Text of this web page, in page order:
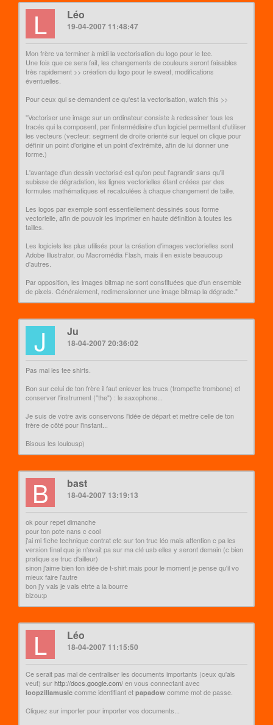
L Léo
19-04-2007 11:48:47
Mon frère va terminer à midi la vectorisation du logo pour le tee.
Une fois que ce sera fait, les changements de couleurs seront faisables
très rapidement >> création du logo pour le sweat, modifications
éventuelles.
Pour ceux qui se demandent ce qu'est la vectorisation, watch this >>
"Vectoriser une image sur un ordinateur consiste à redessiner tous les
tracés qui la composent, par l'intermédiaire d'un logiciel permettant d'utiliser
les vecteurs (vecteur: segment de droite orienté sur lequel on clique pour
définir un point d'origine et un point d'extrémité, afin de lui donner une
forme.)
L'avantage d'un dessin vectorisé est qu'on peut l'agrandir sans qu'il
subisse de dégradation, les lignes vectorielles étant créées par des
formules mathématiques et recalculées à chaque changement de taille.
Les logos par exemple sont essentiellement dessinés sous forme
vectorielle, afin de pouvoir les imprimer en haute définition à toutes les
tailles.
Les logiciels les plus utilisés pour la création d'images vectorielles sont
Adobe Illustrator, ou Macromédia Flash, mais il en existe beaucoup
d'autres.
Par opposition, les images bitmap ne sont constituées que d'un ensemble
de pixels. Généralement, redimensionner une image bitmap la dégrade."
J Ju
18-04-2007 20:36:02
Pas mal les tee shirts.
Bon sur celui de ton frère il faut enlever les trucs (trompette trombone) et
conserver l'instrument ("the") : le saxophone...
Je suis de votre avis conservons l'idée de départ et mettre celle de ton
frère de côté pour l'instant...
Bisous les loulousp)
B bast
18-04-2007 13:19:13
ok pour repet dimanche
pour ton pote nans c cool
j'ai mi fiche technique contrat etc sur ton truc léo mais attention c pa les
version final que je n'avait pa sur ma clé usb elles y seront demain (c bien
pratique se truc d'ailleur)
sinon j'aime bien ton idée de t-shirt mais pour le moment je pense qu'il vo
mieux faire l'autre
bon j'y vais je vais etrte a la bourre
bizou:p
L Léo
18-04-2007 11:15:50
Ce serait pas mal de centraliser les documents importants (ceux qu'als
veut) surhttp://docs.google.com/en vous connectant avec
loopzillamusic comme identifiant et papadow comme mot de passe.
Cliquez sur importer pour importer vos documents...